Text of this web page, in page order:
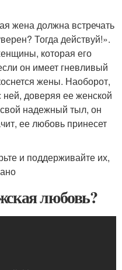
жена должна встречать
Тогда действуй!».
которая его
он имеет гневливый
жены. Наоборот,
ней, доверяя ее женской
надежный тыл, он
ее любовь принесет
и поддерживайте их,
любовь?